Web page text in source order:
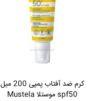
کرم ضد آفتاب پمپی 200 میل
spf50 موستلا Mustela